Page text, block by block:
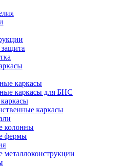
каркасы
каркасы для БНС
каркасы
колонны
фермы
металлоконструкции